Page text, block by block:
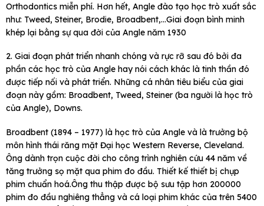
Orthodontics miễn phí. Hơn hết, Angle đào tạo học trò xuất sắc
như: Tweed, Steiner, Brodie, Broadbent,…Giai đoạn bình minh
khép lại bằng sự qua đời của Angle năm 1930
2. Giai đoạn phát triển nhanh chóng và rực rỡ sau đó bởi đa
phần các học trò của Angle hay nói cách khác là tinh thần đó
được tiếp nối và phát triển. Những cá nhân tiêu biểu của giai
đoạn này gồm: Broadbent, Tweed, Steiner (ba người là học trò
của Angle), Downs.
Broadbent (1894 – 1977) là học trò của Angle và là trưởng bộ
môn hình thái răng mặt Đại học Western Reverse, Cleveland.
Ông dành trọn cuộc đời cho công trình nghiên cứu 44 năm về
tăng trưởng sọ mặt qua phim đo đầu. Thiết kế thiết bị chụp
phim chuẩn hoá.Ông thu thập được bộ sưu tập hơn 200000
phim đo đầu nghiêng thẳng và cá loại phim khác của trên 5400